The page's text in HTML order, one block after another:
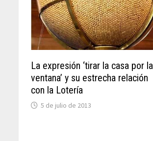
La expresión ‘tirar la casa por la
ventana’ y su estrecha relación
con la Lotería
5 de julio de 2013